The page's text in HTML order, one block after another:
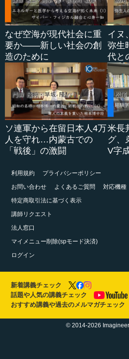
なぜ空海が現代社会に重
要か――新しい社会の創
造のために
イヌ
弥生
代と
ソ連軍から在留日本人4万
人を守れ…内蒙古での
「戦後」の激闘
米長
グ、
V字
利用規約
プライバシーポリシー
お問い合わせ
よくあるご質問
対応機種
特定商取引法に基づく表示
講師リクエスト
法人窓口
マイメニュー削除(spモード決済)
ログイン
新着講義チェック
話題や人気の講義チェック
おすすめ講義や過去のメルマガチェック
© 2014-2026 Imagineer